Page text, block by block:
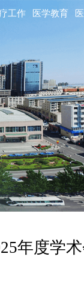
工作 医学教育
年度学